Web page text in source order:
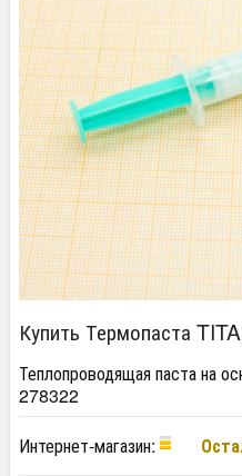
Купить Термопаста
Теплопроводящая паста на
278322
Интернет-магазин: